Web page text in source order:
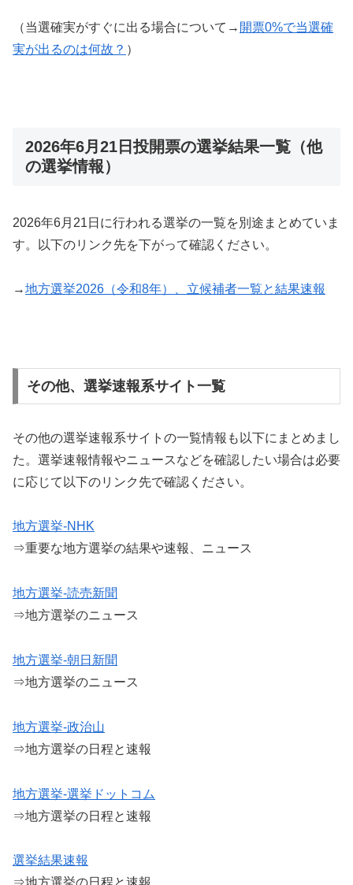
（当選確実がすぐに出る場合について→ 開票0%で当選確
実が出るのは何故？ ）
2026年6月21日投開票の選挙結果一覧（他
の選挙情報）
2026年6月21日に行われる選挙の一覧を別途まとめていま
す。以下のリンク先を下がって確認ください。
→地方選挙2026（令和8年）、立候補者一覧と結果速報
その他、選挙速報系サイト一覧
その他の選挙速報系サイトの一覧情報も以下にまとめまし
た。選挙速報情報やニュースなどを確認したい場合は必要
に応じて以下のリンク先で確認ください。
地方選挙-NHK
⇒重要な地方選挙の結果や速報、ニュース
地方選挙-読売新聞
⇒地方選挙のニュース
地方選挙-朝日新聞
⇒地方選挙のニュース
地方選挙-政治山
⇒地方選挙の日程と速報
地方選挙-選挙ドットコム
⇒地方選挙の日程と速報
選挙結果速報